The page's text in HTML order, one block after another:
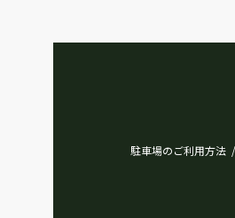
駐車場のご利用方法 /